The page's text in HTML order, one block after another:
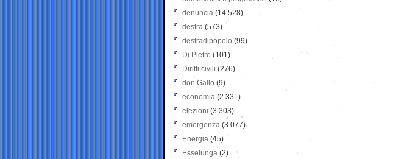
denuncia (14.528)
destra (573)
destradipopolo (99)
Di Pietro (101)
Diritti civili (276)
don Gallo (9)
economia (2.331)
elezioni (3.303)
emergenza (3.077)
Energia (45)
Esselunga (2)